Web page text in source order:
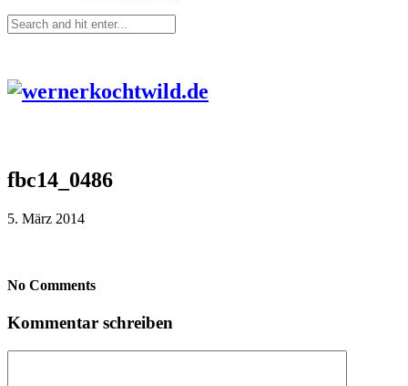
fbc14_0486
5. März 2014
No Comments
Kommentar schreiben